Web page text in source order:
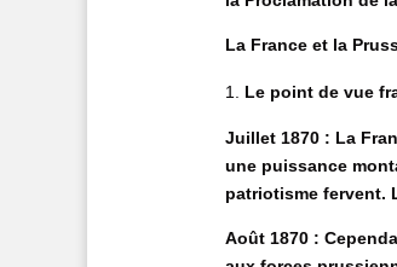
La France et la
Le point de vue
Juillet 1870 : La
une puissance
patriotisme fervent.
Août 1870 :